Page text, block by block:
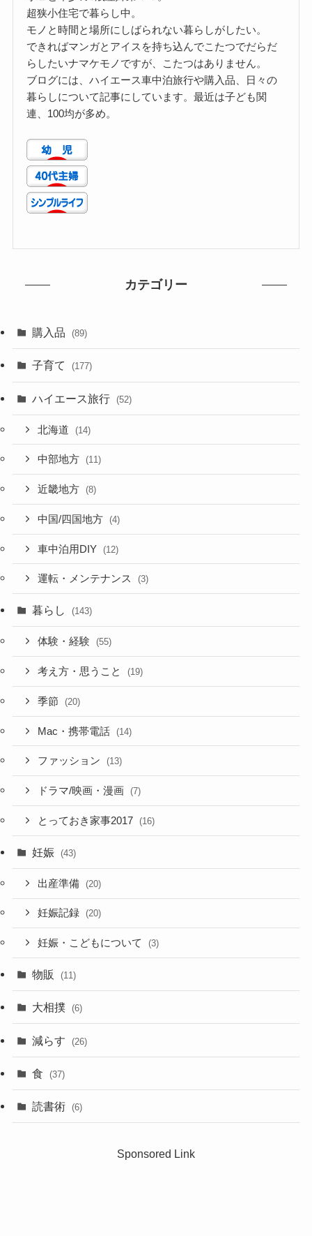
超狭小住宅で暮らし中。
モノと時間と場所にしばられない暮らしがしたい。
できればマンガとアイスを持ち込んでこたつでだらだ
らしたいナマケモノですが、こたつはありません。
ブログには、ハイエース車中泊旅行や購入品、日々の
暮らしについて記事にしています。最近は子ども関
連、100均が多め。
カテゴリー
購入品 (89)
子育て (177)
ハイエース旅行 (52)
北海道 (14)
中部地方 (11)
近畿地方 (8)
中国/四国地方 (4)
車中泊用DIY (12)
運転・メンテナンス (3)
暮らし (143)
体験・経験 (55)
考え方・思うこと (19)
季節 (20)
Mac・携帯電話 (14)
ファッション (13)
ドラマ/映画・漫画 (7)
とっておき家事2017 (16)
妊娠 (43)
出産準備 (20)
妊娠記録 (20)
妊娠・こどもについて (3)
物販 (11)
大相撲 (6)
減らす (26)
食 (37)
読書術 (6)
Sponsored Link